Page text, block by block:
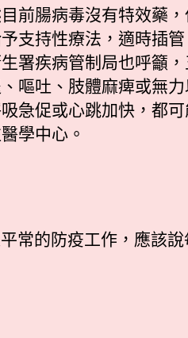
前腸病毒沒有特效藥
支持性療法，適時插
署疾病管制局也呼籲
嘔吐、肢體麻痺或無
急促或心跳加快，都
學中心。
常的防疫工作，應該